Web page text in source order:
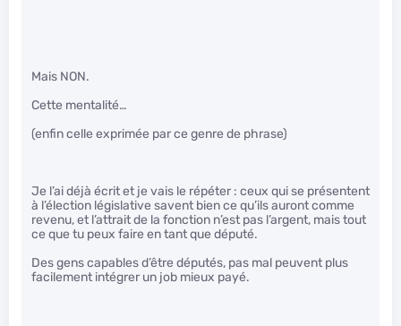
Mais NON.
Cette mentalité…
(enfin celle exprimée par ce genre de phrase)
Je l’ai déjà écrit et je vais le répéter : ceux qui se présentent
à l’élection législative savent bien ce qu’ils auront comme
revenu, et l’attrait de la fonction n’est pas l’argent, mais tout
ce que tu peux faire en tant que député.
Des gens capables d’être députés, pas mal peuvent plus
facilement intégrer un job mieux payé.